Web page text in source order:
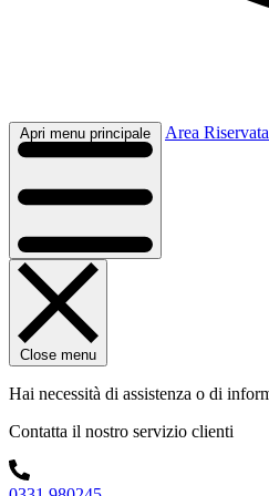
Apri menu principale Area Riservata
Close menu
Hai necessità di assistenza o di
Contatta il nostro servizio clienti